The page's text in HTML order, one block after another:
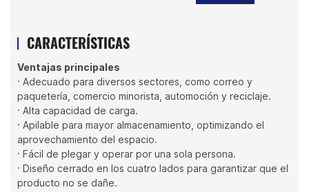
CARACTERÍSTICAS
Ventajas principales
· Adecuado para diversos sectores, como correo y
paquetería, comercio minorista, automoción y reciclaje.
· Alta capacidad de carga.
· Apilable para mayor almacenamiento, optimizando el
aprovechamiento del espacio.
· Fácil de plegar y operar por una sola persona.
· Diseño cerrado en los cuatro lados para garantizar que el
producto no se dañe.